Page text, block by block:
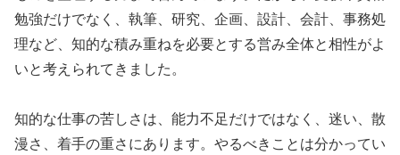
勉強だけでなく、執筆、研究、企画、設計、会計、事務処
理など、知的な積み重ねを必要とする営み全体と相性がよ
いと考えられてきました。
知的な仕事の苦しさは、能力不足だけではなく、迷い、散
漫さ、着手の重さにあります。やるべきことは分かってい